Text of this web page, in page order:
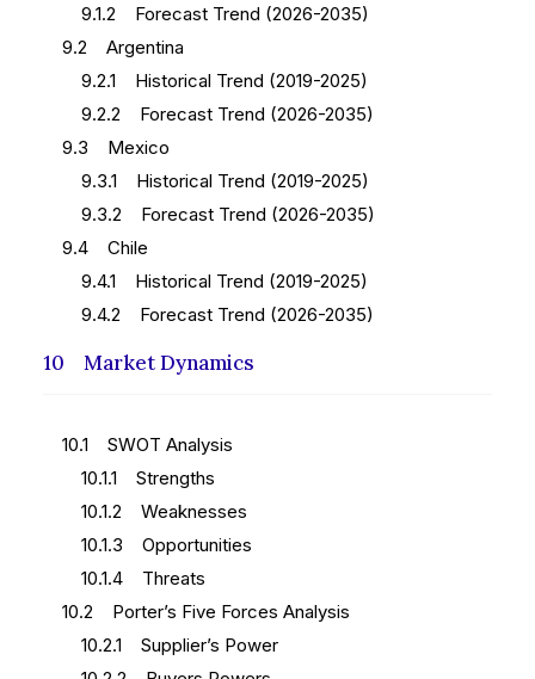
9.1.2 Forecast Trend (2026-2035)
9.2 Argentina
9.2.1 Historical Trend (2019-2025)
9.2.2 Forecast Trend (2026-2035)
9.3 Mexico
9.3.1 Historical Trend (2019-2025)
9.3.2 Forecast Trend (2026-2035)
9.4 Chile
9.4.1 Historical Trend (2019-2025)
9.4.2 Forecast Trend (2026-2035)
10 Market Dynamics
10.1 SWOT Analysis
10.1.1 Strengths
10.1.2 Weaknesses
10.1.3 Opportunities
10.1.4 Threats
10.2 Porter’s Five Forces Analysis
10.2.1 Supplier’s Power